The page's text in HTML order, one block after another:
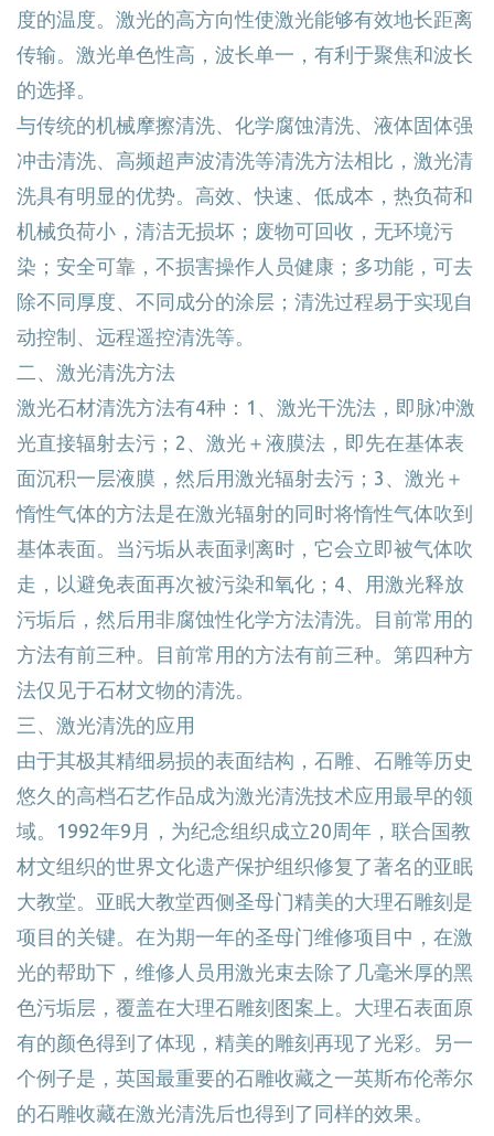
度的温度。激光的高方向性使激光能够有效地长距离
传输。激光单色性高，波长单一，有利于聚焦和波长
的选择。
与传统的机械摩擦清洗、化学腐蚀清洗、液体固体强
冲击清洗、高频超声波清洗等清洗方法相比，激光清
洗具有明显的优势。高效、快速、低成本，热负荷和
机械负荷小，清洁无损坏；废物可回收，无环境污
染；安全可靠，不损害操作人员健康；多功能，可去
除不同厚度、不同成分的涂层；清洗过程易于实现自
动控制、远程遥控清洗等。
二、激光清洗方法
激光石材清洗方法有4种：1、激光干洗法，即脉冲激
光直接辐射去污；2、激光＋液膜法，即先在基体表
面沉积一层液膜，然后用激光辐射去污；3、激光＋
惰性气体的方法是在激光辐射的同时将惰性气体吹到
基体表面。当污垢从表面剥离时，它会立即被气体吹
走，以避免表面再次被污染和氧化；4、用激光释放
污垢后，然后用非腐蚀性化学方法清洗。目前常用的
方法有前三种。目前常用的方法有前三种。第四种方
法仅见于石材文物的清洗。
三、激光清洗的应用
由于其极其精细易损的表面结构，石雕、石雕等历史
悠久的高档石艺作品成为激光清洗技术应用最早的领
域。1992年9月，为纪念组织成立20周年，联合国教
材文组织的世界文化遗产保护组织修复了著名的亚眠
大教堂。亚眠大教堂西侧圣母门精美的大理石雕刻是
项目的关键。在为期一年的圣母门维修项目中，在激
光的帮助下，维修人员用激光束去除了几毫米厚的黑
色污垢层，覆盖在大理石雕刻图案上。大理石表面原
有的颜色得到了体现，精美的雕刻再现了光彩。另一
个例子是，英国最重要的石雕收藏之一英斯布伦蒂尔
的石雕收藏在激光清洗后也得到了同样的效果。